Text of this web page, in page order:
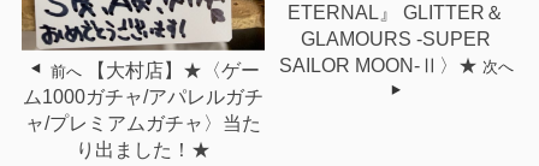
前へ
【大村店】★〈ゲー
ム1000ガチャ/アパレルガチ
ャ/プレミアムガチャ〉当た
り出ました！★
ETERNAL』 GLITTER＆
GLAMOURS -SUPER
SAILOR MOON-Ⅱ〉★ 次へ